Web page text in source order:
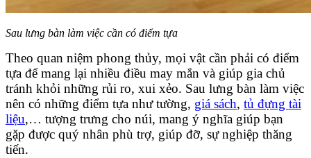
Sau lưng bàn làm việc cần có điểm tựa
Theo quan niệm phong thủy, mọi vật cần phải có điểm
tựa để mang lại nhiều điều may mắn và giúp gia chủ
tránh khỏi những rủi ro, xui xẻo. Sau lưng bàn làm việc
nên có những điểm tựa như tường, giá sách, tủ đựng tài
liệu,… tượng trưng cho núi, mang ý nghĩa giúp bạn
gặp được quý nhân phù trợ, giúp đỡ, sự nghiệp thăng
tiến.